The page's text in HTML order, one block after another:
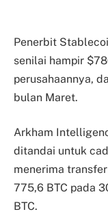
Penerbit
senilai hampir
perusahaannya,
bulan Maret.
Arkham
ditandai untuk
menerima
775,6 BTC pada
BTC.